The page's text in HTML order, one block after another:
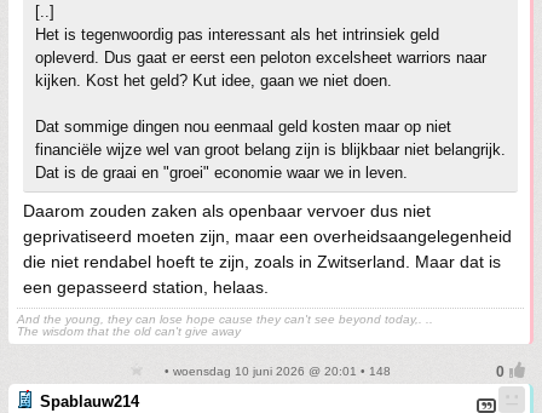
[..]
Het is tegenwoordig pas interessant als het intrinsiek geld
opleverd. Dus gaat er eerst een peloton excelsheet warriors naar
kijken. Kost het geld? Kut idee, gaan we niet doen.
Dat sommige dingen nou eenmaal geld kosten maar op niet
financiële wijze wel van groot belang zijn is blijkbaar niet belangrijk.
Dat is de graai en "groei" economie waar we in leven.
Daarom zouden zaken als openbaar vervoer dus niet
geprivatiseerd moeten zijn, maar een overheidsaangelegenheid
die niet rendabel hoeft te zijn, zoals in Zwitserland. Maar dat is
een gepasseerd station, helaas.
And the young, they can lose hope cause they can't see beyond today,. ..
The wisdom that the old can't give away
• woensdag 10 juni 2026 @ 20:01 • 148
Spablauw214